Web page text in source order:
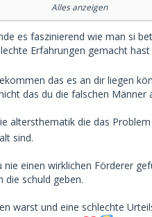
medima99 kein Interesse an
und
total schätzt und dem das
Körper" egal ist. Denn es
dabei und weißt das sicher
erlebt habe (und ich
echt schockierend-
dass ich so eine
Alles anzeigen
es faszinierend wie man si
Erfahrungen gemacht
das es an dir liegen
das du die falschen Männer
altersthematik die das
sind.
nie einen wirklichen Förderer
die schuld geben.
warst und eine schlechte